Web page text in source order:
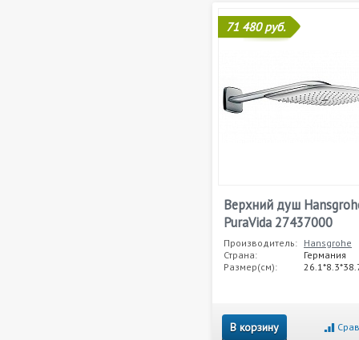
71 480 руб.
Верхний душ
PuraVida 27437000
Производитель: Hansgrohe
Страна:
Германия
Размер(см):
В корзину